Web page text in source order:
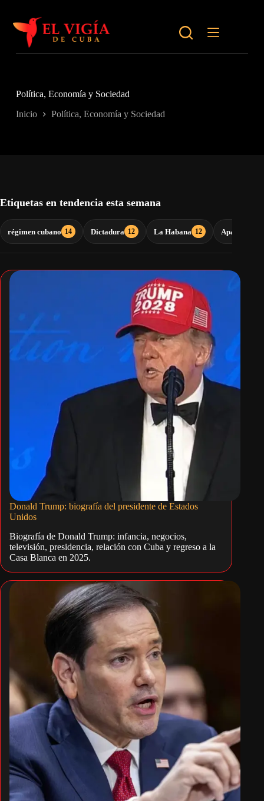
contenido
Política, Economía y Sociedad
Inicio Política, Economía y Sociedad
Etiquetas en tendencia esta semana
régimen cubano 14 Dictadura 12 La Habana 12 Apagones
Donald Trump: biografía del presidente de Estados
Unidos
Biografía de Donald Trump: infancia, negocios,
televisión, presidencia, relación con Cuba y regreso a la
Casa Blanca en 2025.